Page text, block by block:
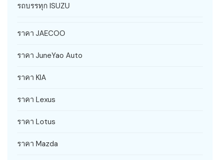
รถบรรทุก ISUZU
ราคา JAECOO
ราคา JuneYao Auto
ราคา KIA
ราคา Lexus
ราคา Lotus
ราคา Mazda